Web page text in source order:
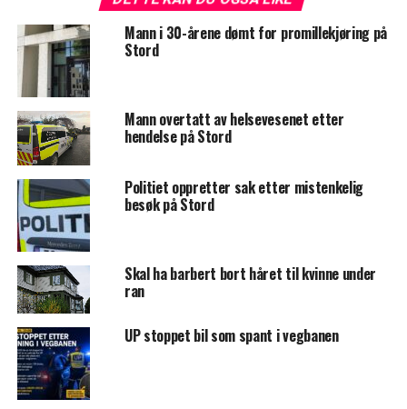
Mann i 30-årene dømt for promillekjøring på
Stord
Mann overtatt av helsevesenet etter
hendelse på Stord
Politiet oppretter sak etter mistenkelig
besøk på Stord
Skal ha barbert bort håret til kvinne under
ran
UP stoppet bil som spant i vegbanen